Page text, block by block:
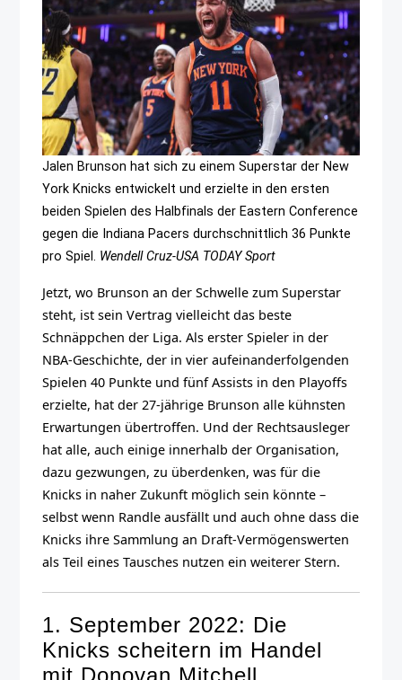
Jalen Brunson hat sich zu einem Superstar der New
York Knicks entwickelt und erzielte in den ersten
beiden Spielen des Halbfinals der Eastern Conference
gegen die Indiana Pacers durchschnittlich 36 Punkte
pro Spiel. Wendell Cruz-USA TODAY Sport
Jetzt, wo Brunson an der Schwelle zum Superstar
steht, ist sein Vertrag vielleicht das beste
Schnäppchen der Liga. Als erster Spieler in der
NBA-Geschichte, der in vier aufeinanderfolgenden
Spielen 40 Punkte und fünf Assists in den Playoffs
erzielte, hat der 27-jährige Brunson alle kühnsten
Erwartungen übertroffen. Und der Rechtsausleger
hat alle, auch einige innerhalb der Organisation,
dazu gezwungen, zu überdenken, was für die
Knicks in naher Zukunft möglich sein könnte –
selbst wenn Randle ausfällt und auch ohne dass die
Knicks ihre Sammlung an Draft-Vermögenswerten
als Teil eines Tausches nutzen ein weiterer Stern.
1. September 2022: Die
Knicks scheitern im Handel
mit Donovan Mitchell